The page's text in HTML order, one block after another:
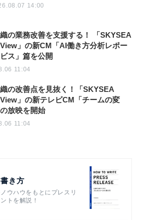
14:00
の業務改善を支援する！ 「SKYSEA
」の新CM「AI働き方分析レポー
ス」篇を公開
11:04
の改善点を見抜く！「SKYSEA
」の新テレビCM「チームの変
放映を開始
11:04
き方
ウハウをもとにプレスリ
トを解説！